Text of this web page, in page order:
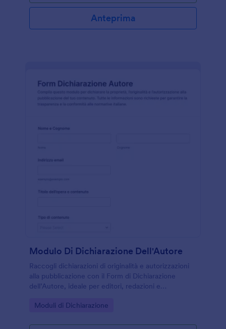
Anteprima
Modulo Di Dichiarazione Dell'Autore
Raccogli dichiarazioni di originalità e autorizzazioni
alla pubblicazione con il Form di Dichiarazione
dell’Autore, ideale per editori, redazioni e
la raccolta dati online.
Go to Category:
Moduli di Dichiarazione